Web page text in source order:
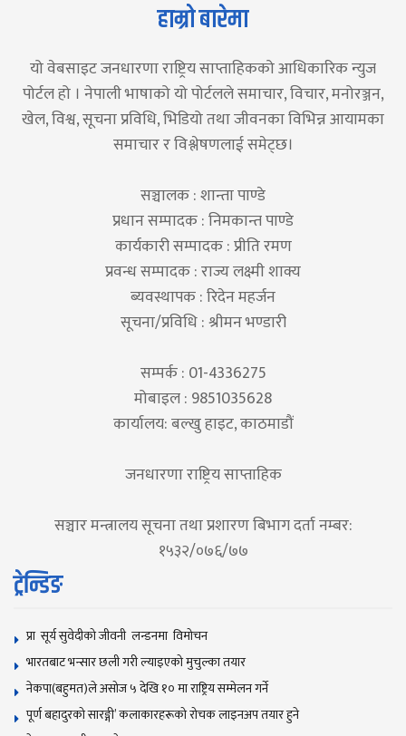
हाम्रो बारेमा
यो वेबसाइट जनधारणा राष्ट्रिय साप्ताहिकको आधिकारिक न्युज
पोर्टल हो । नेपाली भाषाको यो पोर्टलले समाचार, विचार, मनोरञ्जन,
खेल, विश्व, सूचना प्रविधि, भिडियो तथा जीवनका विभिन्न आयामका
समाचार र विश्लेषणलाई समेट्छ।
सञ्चालक : शान्ता पाण्डे
प्रधान सम्पादक : निमकान्त पाण्डे
कार्यकारी सम्पादक : प्रीति रमण
प्रवन्ध सम्पादक : राज्य लक्ष्मी शाक्य
ब्यवस्थापक : रिदेन महर्जन
सूचना/प्रविधि : श्रीमन भण्डारी
सम्पर्क : 01-4336275
मोबाइल : 9851035628
कार्यालय: बल्खु हाइट, काठमाडौं
जनधारणा राष्ट्रिय साप्ताहिक
सञ्चार मन्त्रालय सूचना तथा प्रशारण बिभाग दर्ता नम्बर:
१५३२/०७६/७७
ट्रेन्डिङ
प्रा सूर्य सुवेदीको जीवनी लन्डनमा विमोचन
भारतबाट भन्सार छली गरी ल्याइएको मुचुल्का तयार
नेकपा(बहुमत)ले असोज ५ देखि १० मा राष्ट्रिय सम्मेलन गर्ने
पूर्ण बहादुरको सारङ्गी’ कलाकारहरूको रोचक लाइनअप तयार हुने